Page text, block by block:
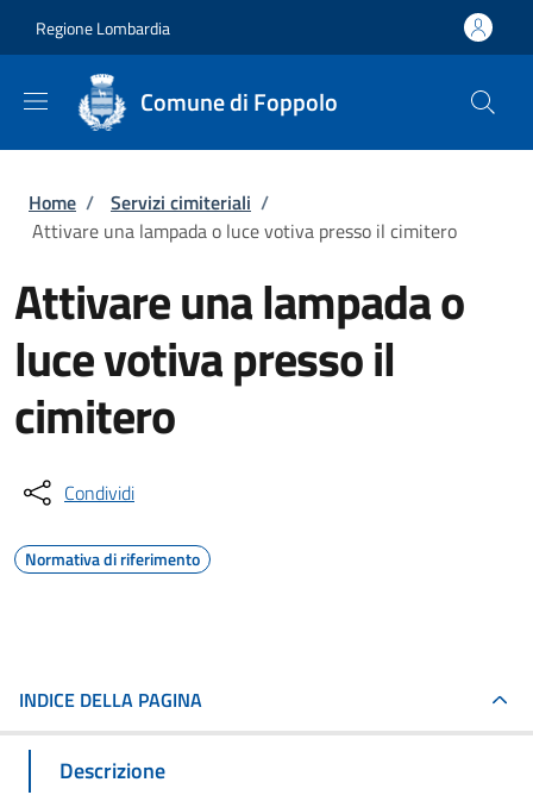
Regione Lombardia
Comune di Foppolo
Briciole di pane
Home / Servizi cimiteriali /
Attivare una lampada o luce votiva presso il cimitero
Attivare una lampada o
luce votiva presso il
cimitero
Condividi
Normativa di riferimento
INDICE DELLA PAGINA
Descrizione